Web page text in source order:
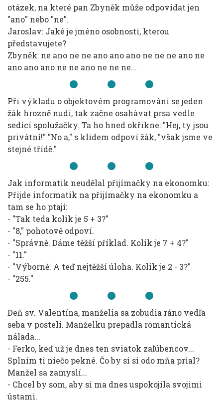
otázek, na které pan Zbyněk může odpovídat jen
"ano" nebo "ne".
Jaroslav: Jaké je jméno osobnosti, kterou
představujete?
Zbyněk: ne ano ne ne ano ano ano ne ne ne ano ne
ano ano ano ne ne ano ne ne ne...
Při výkladu o objektovém programování se jeden
žák hrozně nudí, tak začne osahávat prsa vedle
sedící spolužačky. Ta ho hned okřikne: "Hej, ty jsou
privátní!" "No a," s klidem odpoví žák, "však jsme ve
stejné třídě."
Jak informatik neudělal přijímačky na ekonomku:
Přijde informatik na přijímačky na ekonomku a
tam se ho ptají:
- "Tak teda kolik je 5 + 3?"
- "8," pohotově odpoví.
- "Správně. Dáme těžší příklad. Kolik je 7 + 4?"
- "11."
- "Výborně. A teď nejtěžší úloha. Kolik je 2 - 3?"
- "255."
Deň sv. Valentína, manželia sa zobudia ráno vedľa
seba v posteli. Manželku prepadla romantická
nálada...
- Ferko, keď už je dnes ten sviatok zaľúbencov...
Splním ti niečo pekné. Čo by si si odo mňa prial?
Manžel sa zamyslí...
- Chcel by som, aby si ma dnes uspokojila svojimi
ústami.